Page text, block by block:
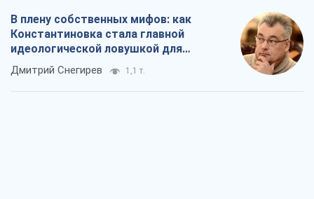
В плену собственных мифов: как
Константиновка стала главной
идеологической ловушкой для
российских оккупантов
Дмитрий Снегирев 1,1 т.